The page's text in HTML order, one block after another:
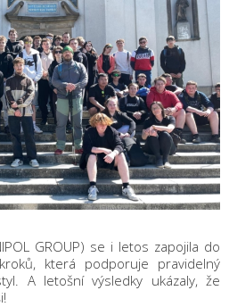
GROUP) se i letos zapojila do
která podporuje pravidelný
A letošní výsledky ukázaly, že